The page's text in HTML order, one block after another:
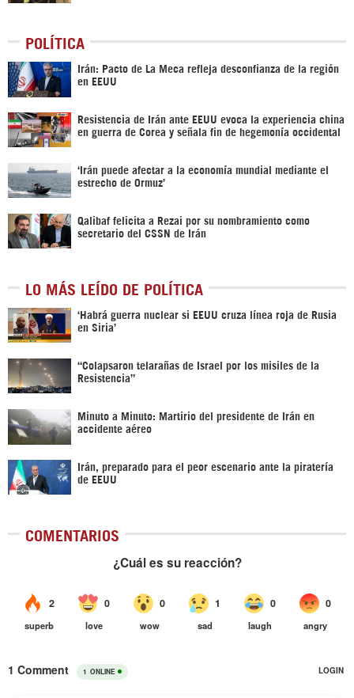
POLÍTICA
Irán: Pacto de La Meca refleja desconfianza de la región
en EEUU
Resistencia de Irán ante EEUU evoca la experiencia china
en guerra de Corea y señala fin de hegemonía occidental
‘Irán puede afectar a la economía mundial mediante el
estrecho de Ormuz’
Qalibaf felicita a Rezai por su nombramiento como
secretario del CSSN de Irán
LO MÁS LEÍDO DE POLÍTICA
‎‘Habrá guerra nuclear si EEUU cruza línea roja de Rusia
en Siria’‎
“Colapsaron telarañas de Israel por los misiles de la
Resistencia”
Minuto a Minuto: Martirio del presidente de Irán en
accidente aéreo
Irán, preparado para el peor escenario ante la piratería
de EEUU
COMENTARIOS